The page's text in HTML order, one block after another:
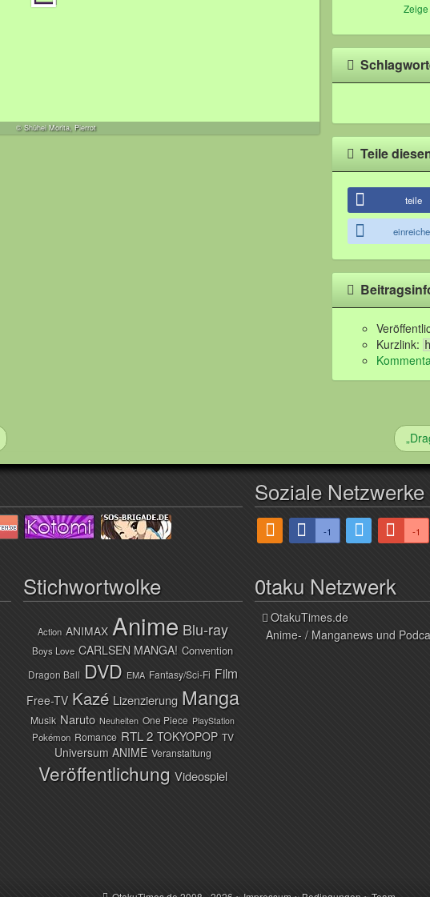
© Shūhei Morita, Pierrot
Teile
teile
Kurzlink:
Soziale Netzwerke
-1 -1
Stichwortwolke
Action ANIMAX Anime Blu-ray
Boys Love CARLSEN MANGA! Convention
Dragon Ball DVD EMA Fantasy/Sci-Fi Film
Free-TV Kazé Lizenzierung Manga
Musik Naruto Neuheiten One Piece PlayStation
Pokémon Romance RTL 2 TOKYOPOP TV
Universum ANIME Veranstaltung
Veröffentlichung Videospiel
0taku Netzwerk
OtakuTimes.de
Anime- / Manganews und